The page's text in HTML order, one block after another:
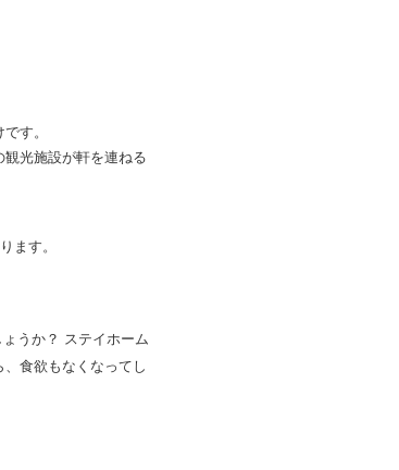
す。
光施設が軒を連ねる
ます。
うか？ ステイホーム
食欲もなくなってし